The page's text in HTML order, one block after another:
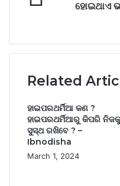
ହୋଇଥାଏ
Related
ହାଇପରଥର୍ମିଆ କଣ ?
ହାଇପରଥର୍ମିଆରୁ କିପରି ନିଜକୁ
ସୁସ୍ଥ ରଖିବେ ? –
Ibnodisha
March 1, 2024